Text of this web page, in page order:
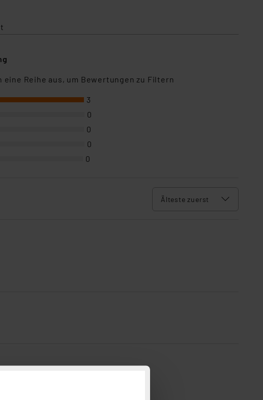
eine Reihe aus, um Bewertungen zu Filtern
0
0
0
0
3